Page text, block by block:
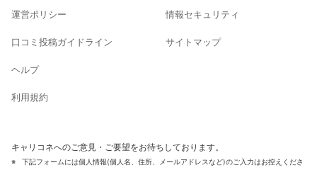
運営ポリシー
口コミ投稿ガイドライン
ヘルプ
利用規約
情報セキュリティ
サイトマップ
キャリコネへのご意見・ご要望をお待ちしております。
下記フォームには個人情報(個人名、住所、メールアドレスなど)のご入力はお控えくださ